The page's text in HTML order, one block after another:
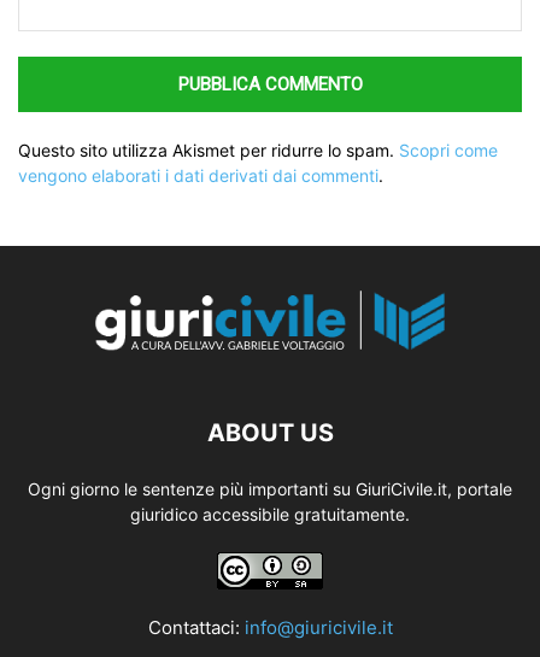
Questo sito utilizza Akismet per ridurre lo spam. Scopri come
vengono elaborati i dati derivati dai commenti.
ABOUT US
Ogni giorno le sentenze più importanti su GiuriCivile.it, portale
giuridico accessibile gratuitamente.
Contattaci: info@giuricivile.it